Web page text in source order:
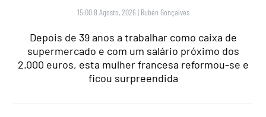
15:00 8 Agosto, 2026 | Rubén Gonçalves
Depois de 39 anos a trabalhar como caixa de
supermercado e com um salário próximo dos
2.000 euros, esta mulher francesa reformou-se e
ficou surpreendida